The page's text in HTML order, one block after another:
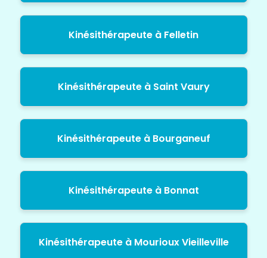
Kinésithérapeute à Felletin
Kinésithérapeute à Saint Vaury
Kinésithérapeute à Bourganeuf
Kinésithérapeute à Bonnat
Kinésithérapeute à Mourioux Vieilleville